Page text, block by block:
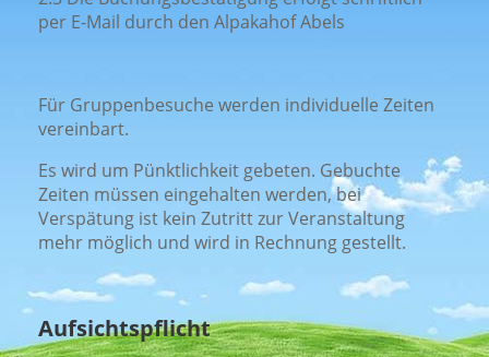
per E-Mail durch den Alpakahof Abels
Für Gruppenbesuche werden individuelle Zeiten
vereinbart.
Es wird um Pünktlichkeit gebeten. Gebuchte
Zeiten müssen eingehalten werden, bei
Verspätung ist kein Zutritt zur Veranstaltung
mehr möglich und wird in Rechnung gestellt.
Aufsichtspflicht